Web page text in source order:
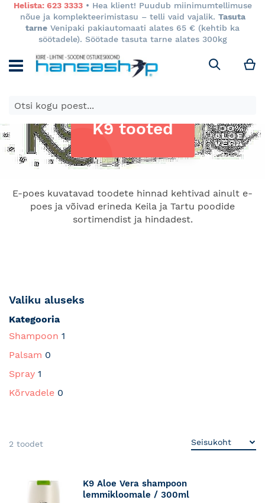
Helista: 623 3333• Hea klient! Puudub miinimumtellimuse
nõue ja komplekteerimistasu – telli vaid vajalik. Tasuta
tarne Venipaki pakiautomaati alates 65 € (kehtib ka
söötadele). Söötade tasuta tarne alates 300kg
Otsi
K9 tooted
E-poes kuvatavad toodete hinnad kehtivad ainult e-
poes ja võivad erineda Keila ja Tartu poodide
sortimendist ja hindadest.
Valiku aluseks
Kategooria
Shampoon 1
Palsam 0
Spray 1
Kõrvadele 0
2 toodet
K9 Aloe Vera shampoon
lemmikloomale / 300ml